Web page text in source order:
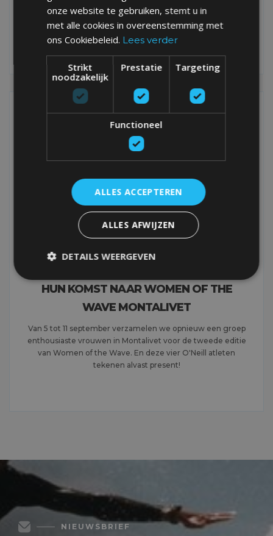
een BoardX-vakantie valt er altijd wel iets te beleven. Maar
net daarom vinden we het minstens even belangrijk om af
en toe op de rem te staan.
TRIP
HUN KOMST NAAR WOMEN OF THE
WAVE MONTALIVET
Van 5 tot 11 september verzamelen we opnieuw een groep
enthousiaste vrouwen in Montalivet voor de tweede editie
van Women of the Wave. En deze vier O'Neill atleten
tekenen alvast present!
NIEUWSBRIEF
onze website te gebruiken, stemt u in
met alle cookies in overeenstemming met
ons Cookiebeleid. Lees verder
Strikt
noodzakelijk
Prestatie Targeting
Functioneel
ALLES ACCEPTEREN
ALLES AFWIJZEN
DETAILS WEERGEVEN